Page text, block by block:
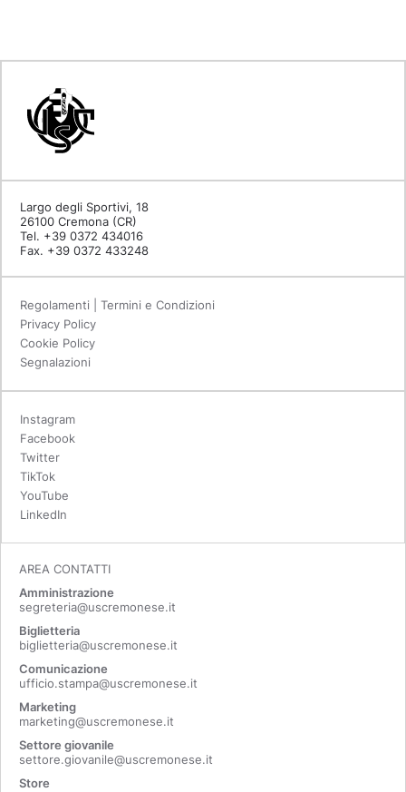
Largo degli Sportivi, 18
26100 Cremona (CR)
Tel. +39 0372 434016
Fax. +39 0372 433248
Regolamenti | Termini e Condizioni
Privacy Policy
Cookie Policy
Segnalazioni
Instagram
Facebook
Twitter
TikTok
YouTube
LinkedIn
AREA CONTATTI
Amministrazione
segreteria@uscremonese.it
Biglietteria
biglietteria@uscremonese.it
Comunicazione
ufficio.stampa@uscremonese.it
Marketing
marketing@uscremonese.it
Settore giovanile
settore.giovanile@uscremonese.it
Store